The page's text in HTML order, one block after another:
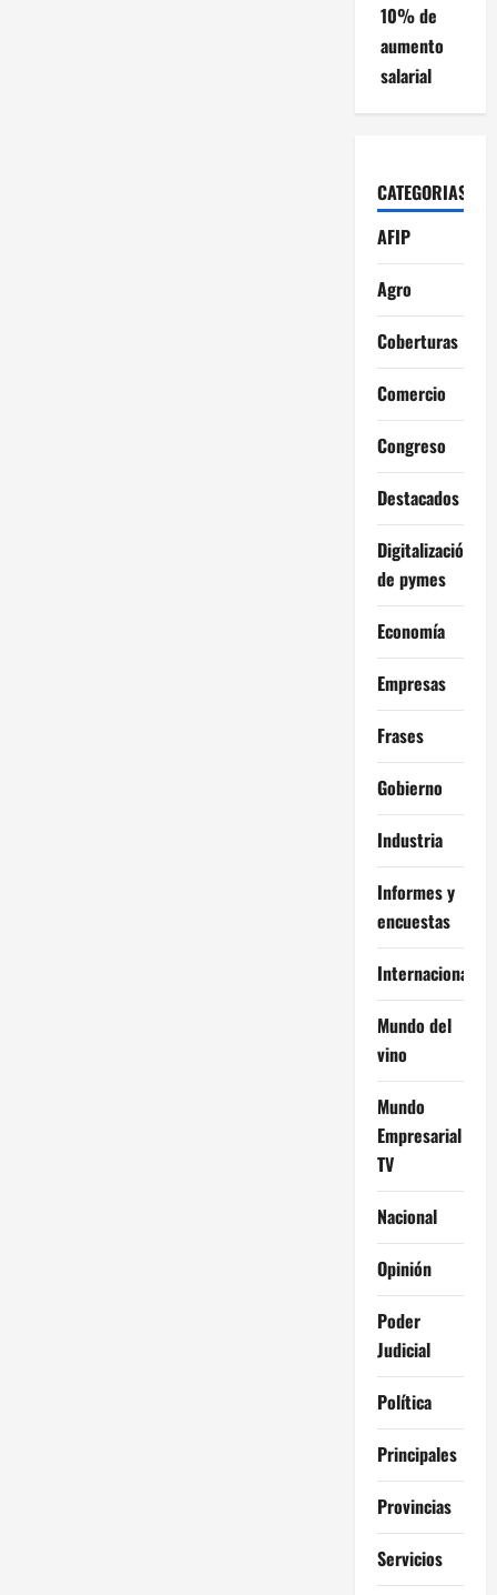
10% de
aumento
salarial
CATEGORIAS
AFIP
Agro
Coberturas
Comercio
Congreso
Destacados
Digitalización
de pymes
Economía
Empresas
Frases
Gobierno
Industria
Informes y
encuestas
Internacional
Mundo del
vino
Mundo
Empresarial
TV
Nacional
Opinión
Poder
Judicial
Política
Principales
Provincias
Servicios